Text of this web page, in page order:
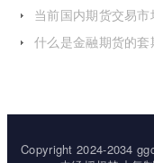
当前国内期货交易
什么是金融期货的
Copyright 2024-2034